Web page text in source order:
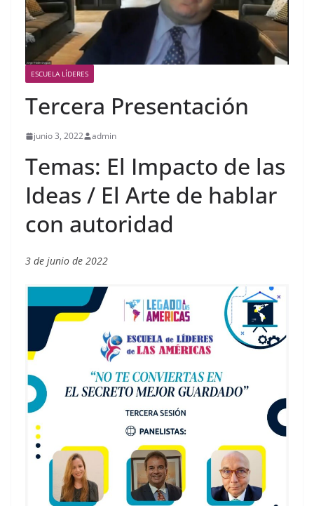
ESCUELA LÍDERES
Tercera Presentación
junio 3, 2022 admin
Temas: El Impacto de las
Ideas / El Arte de hablar
con autoridad
3 de junio de 2022